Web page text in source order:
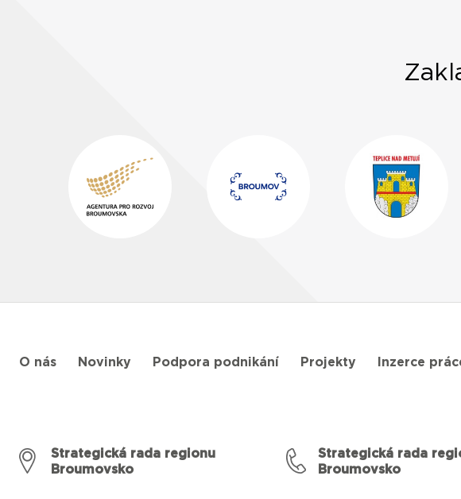
O nás Novinky Podpora podnikání Projekty Inzerce
Strategická rada regionu
Broumovsko
Strategická rada
Broumovsko